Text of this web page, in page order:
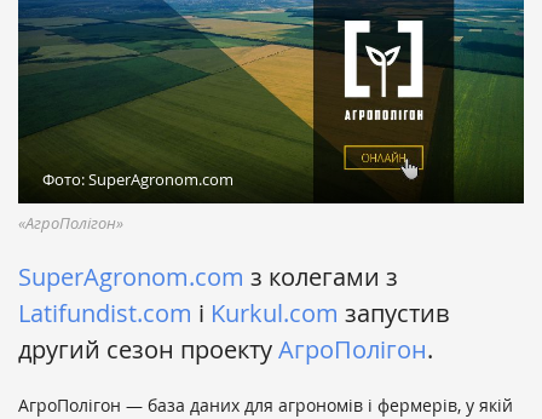
Фото: SuperAgronom.com
«АгроПолігон»
SuperAgronom.com з колегами з
Latifundist.com і Kurkul.com запустив
другий сезон проектуАгроПолігон.
АгроПолігон — база даних для агрономів і фермерів, у якій